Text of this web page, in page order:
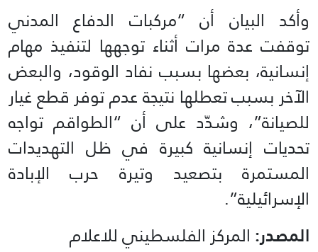
وأكد البيان أن “مركبات الدفاع المدني
توقفت عدة مرات أثناء توجهها لتنفيذ مهام
إنسانية، بعضها بسبب نفاد الوقود، والبعض
الآخر بسبب تعطلها نتيجة عدم توفر قطع غيار
للصيانة”، وشدّد على أن “الطواقم تواجه
تحديات إنسانية كبيرة في ظل التهديدات
المستمرة بتصعيد وتيرة حرب الإبادة
الإسرائيلية”.
المصدر: المركز الفلسطيني للاعلام